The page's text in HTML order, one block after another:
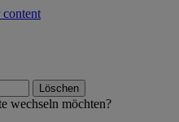
Löschen
wechseln möchten?